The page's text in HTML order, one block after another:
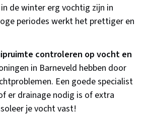
de winter erg vochtig zijn in
periodes werkt het prettiger en
controleren op vocht en
in Barneveld hebben door
Een goede specialist
er drainage nodig is of extra
je vocht vast!